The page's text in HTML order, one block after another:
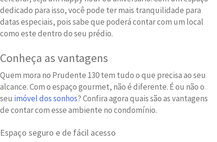
dedicado para isso, você pode ter mais tranquilidade para
datas especiais, pois sabe que poderá contar com um local
como este dentro do seu prédio.
Conheça as vantagens
Quem mora no Prudente 130 tem tudo o que precisa ao seu
alcance. Com o espaço gourmet, não é diferente. É ou não o
seu imóvel dos sonhos? Confira agora quais são as vantagens
de contar com esse ambiente no condomínio.
Espaço seguro e de fácil acesso